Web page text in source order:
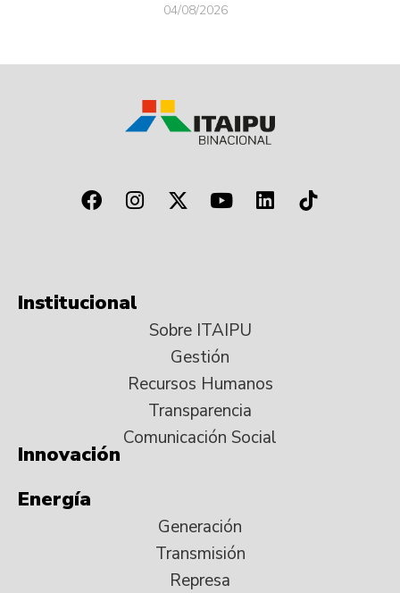
04/08/2026
Institucional
Sobre ITAIPU
Gestión
Recursos Humanos
Transparencia
Comunicación Social
Innovación
Energía
Generación
Transmisión
Represa